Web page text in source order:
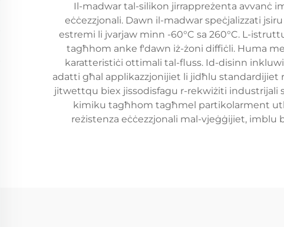
Il-madwar tal-silikon jirrappreżenta avvanċ
eċċezzjonali. Dawn il-madwar speċjalizzati
estremi li jvarjaw minn -60°C sa 260°C. L-
tagħhom anke f'dawn iż-żoni diffiċli. Huma
karatteristiċi ottimali tal-fluss. Id-disinn
adatti għal applikazzjonijiet li jidħlu standardijiet
jitwettqu biex jissodisfagu r-rekwiżiti industrijali
kimiku tagħhom tagħmel partikolarment
reżistenza eċċezzjonali mal-vjeġġijiet,